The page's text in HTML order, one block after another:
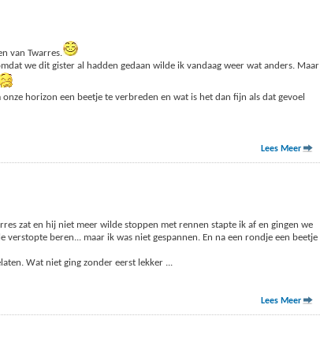
van Twarres.
we dit gister al hadden gedaan wilde ik vandaag weer wat anders. Maar
horizon een beetje te verbreden en wat is het dan fijn als dat gevoel
Lees Meer
zat en hij niet meer wilde stoppen met rennen stapte ik af en gingen we
beren... maar ik was niet gespannen. En na een rondje een beetje
Wat niet ging zonder eerst lekker
Lees Meer